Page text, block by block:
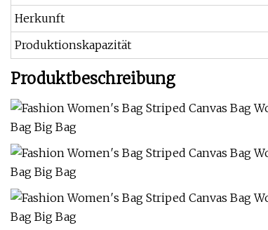
Herkunft
Produktionskapazität
Produktbeschreibung